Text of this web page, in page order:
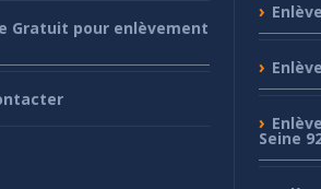
Gratuit pour enlèvement
Seine